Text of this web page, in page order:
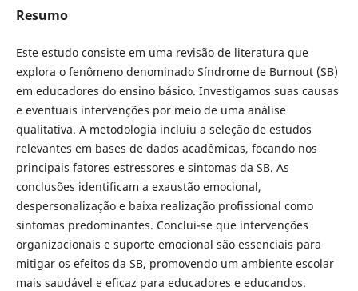
Resumo
Este estudo consiste em uma revisão de literatura que
explora o fenômeno denominado Síndrome de Burnout (SB)
em educadores do ensino básico. Investigamos suas causas
e eventuais intervenções por meio de uma análise
qualitativa. A metodologia incluiu a seleção de estudos
relevantes em bases de dados acadêmicas, focando nos
principais fatores estressores e sintomas da SB. As
conclusões identificam a exaustão emocional,
despersonalização e baixa realização profissional como
sintomas predominantes. Conclui-se que intervenções
organizacionais e suporte emocional são essenciais para
mitigar os efeitos da SB, promovendo um ambiente escolar
mais saudável e eficaz para educadores e educandos.